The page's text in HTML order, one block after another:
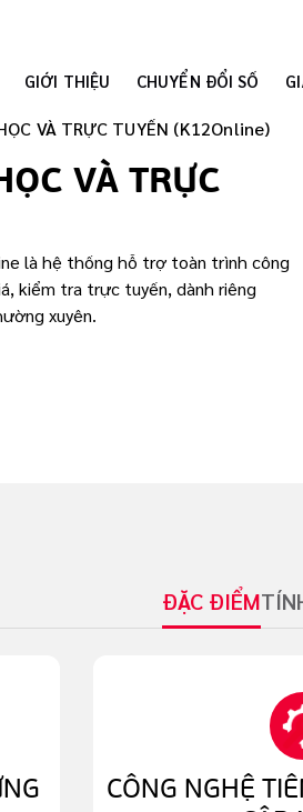
GIỚI THIỆU CHUYỂN ĐỔI SỐ
VÀ TRỰC TUYẾN (K12Online)
VÀ TRỰC
là hệ thống hỗ trợ toàn trình công
kiểm tra trực tuyến, dành riêng
xuyên.
ĐẶC ĐIỂM
CÔNG NGHỆ